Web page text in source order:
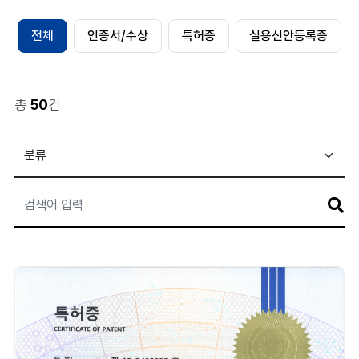
전체 인증서/수상 특허증 실용신안등록증
총 50건
시
검